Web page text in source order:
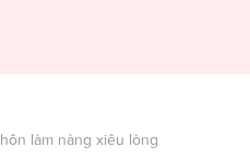
làm nàng xiêu lòng